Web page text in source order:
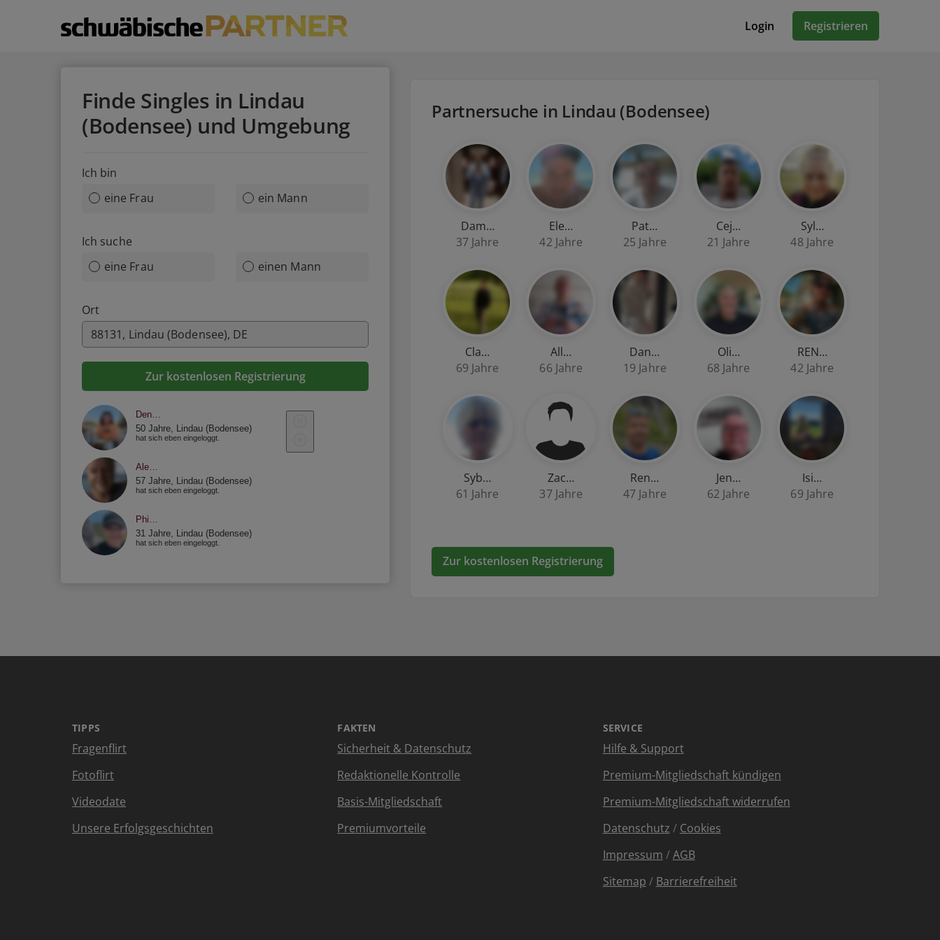
Login Registrieren
Finde Singles in Lindau
(Bodensee) und Umgebung
Ich bin
eine Frau
ein Mann
Ich suche
eine Frau
einen Mann
Ort
Zur kostenlosen Registrierung
Partnersuche in Lindau (Bodensee)
Dam…
37 Jahre
Ele…
42 Jahre
Pat…
25 Jahre
Cej…
21 Jahre
Syl…
48 Jahre
Cla…
69 Jahre
All…
66 Jahre
Dan…
19 Jahre
Oli…
68 Jahre
REN…
42 Jahre
Syb…
61 Jahre
Zac…
37 Jahre
Ren…
47 Jahre
Jen…
62 Jahre
Isi…
69 Jahre
Zur kostenlosen Registrierung
TIPPS
Fragenflirt
Fotoflirt
Videodate
Unsere Erfolgsgeschichten
FAKTEN
Sicherheit & Datenschutz
Redaktionelle Kontrolle
Basis-Mitgliedschaft
Premiumvorteile
SERVICE
Hilfe & Support
Premium-Mitgliedschaft kündigen
Premium-Mitgliedschaft widerrufen
Datenschutz / Cookies
Impressum /AGB
Sitemap / Barrierefreiheit